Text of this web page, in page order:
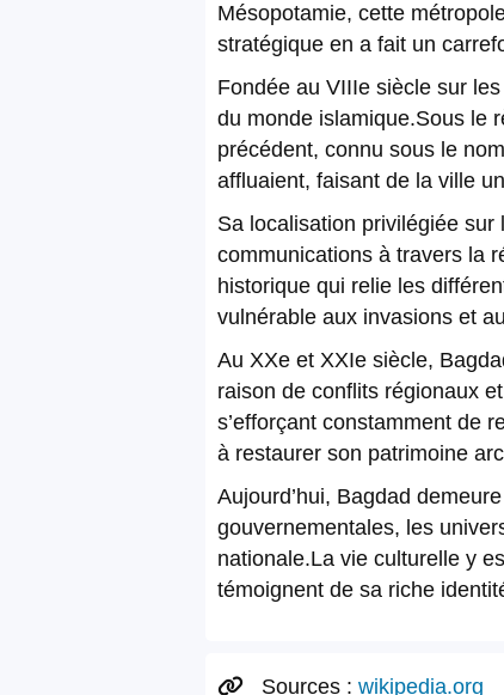
Mésopotamie, cette
stratégique en a fait un
Fondée au VIIIe siècle sur
du monde islamique.Sous le
précédent, connu sous le
affluaient, faisant de la ville
Sa localisation privilégiée
communications à travers la
historique qui relie les
vulnérable aux invasions et
Au XXe et XXIe siècle,
raison de conflits régionaux
s’efforçant constamment de
à restaurer son patrimoine
Aujourd’hui, Bagdad
gouvernementales, les
nationale.La vie culturelle y
témoignent de sa riche
Sources : wikipedia.org